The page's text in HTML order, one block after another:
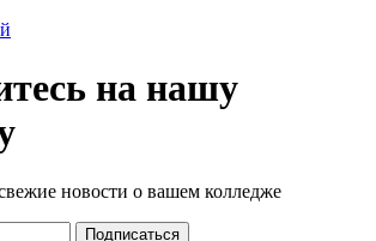
на нашу
новости о вашем колледже